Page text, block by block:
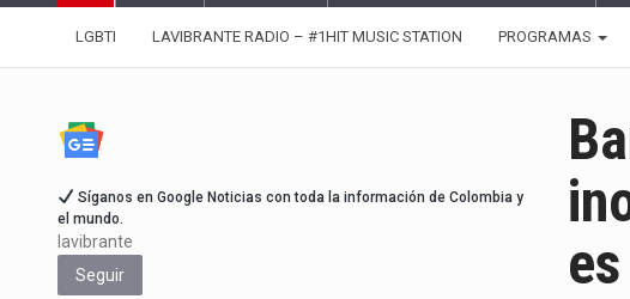
LGBTI LAVIBRANTE RADIO – #1HIT MUSIC STATION PROGRAMAS
Síganos en Google Noticias con toda la información de Colombia y
el mundo.
lavibrante
Seguir